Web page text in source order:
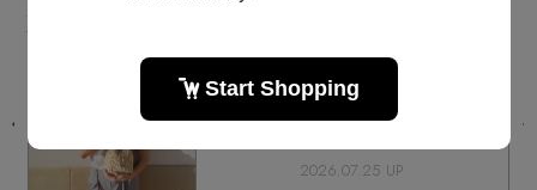
ボナベンチュラに関連するニュース
「ボナベンチュラ」初となるラフィア
2026.07.25 UP